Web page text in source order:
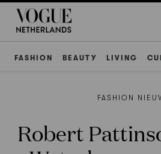
FASHION BEAUTY LIVING
FASHION
Robert